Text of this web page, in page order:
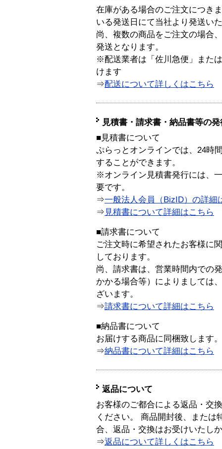
在庫がある場合のご注文につき
いる発送日にて当社より発送い
尚、複数の商品をご注文の場合
発送となります。
※配送業者は「佐川急便」また
けます
⇒配送について詳しくはこちら
見積書・請求書・納品書等の
■見積書について
ぷらっとオンラインでは、24時
することができます。
※オンライン見積書発行には、
要です。
⇒一般法人会員（BizID）の詳細
⇒ 見積書について詳細はこちら
■請求書について
ご注文時に希望されたお客様に
しております。
尚、請求書は、営業時間内での
かかる場合等）によりましては
ざいます。
⇒請求書について詳細はこちら
■納品書について
お届けする商品に同梱致します。
⇒納品書について詳細はこちら
返品について
お客様のご都合による返品・交
ください。 商品開封後、または
合、返品・交換はお受けいたし
⇒返品について詳しくはこちら